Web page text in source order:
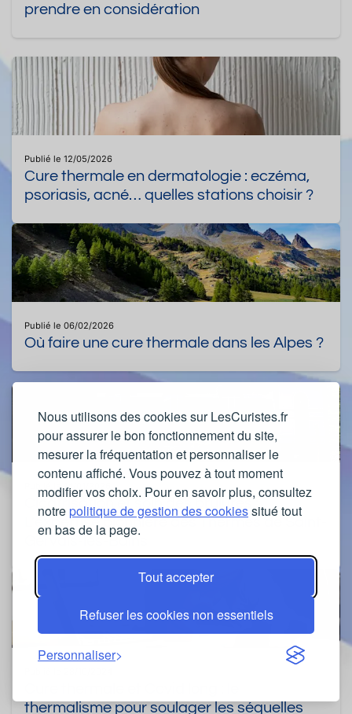
Nous utilisons des cookies sur LesCuristes.fr
pour assurer le bon fonctionnement du site,
mesurer la fréquentation et personnaliser le
contenu affiché. Vous pouvez à tout moment
modifier vos choix. Pour en savoir plus, consultez
notrepolitique de gestion des cookiessitué tout
en bas de la page.
Tout accepter
Refuser les cookies non essentiels
Personnaliser
prendre en considération
Publié le 12/05/2026
Cure thermale en dermatologie : eczéma,
psoriasis, acné… quelles stations choisir ?
Publié le 06/02/2026
Où faire une cure thermale dans les Alpes ?
Publié le 14/01/2026
Cicatrisation et soin des brûlures :
L’expertise pionnière des Thermes de Saint-
Gervais-les-Bains
thermalisme pour soulager les séquelles